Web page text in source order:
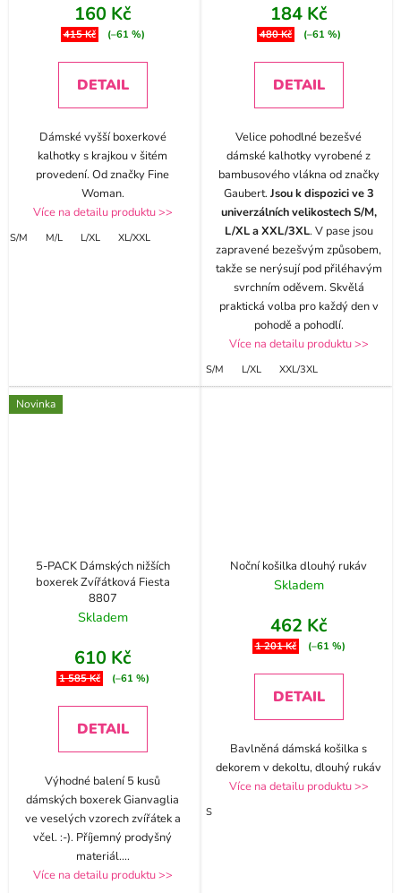
160 Kč
415 Kč (–61 %)
DETAIL
Dámské vyšší boxerkové
kalhotky s krajkou v šitém
provedení. Od značky Fine
Woman.
Více na detailu produktu >>
S/M M/L L/XL XL/XXL
184 Kč
480 Kč (–61 %)
DETAIL
Velice pohodlné bezešvé
dámské kalhotky vyrobené z
bambusového vlákna od značky
Gaubert. Jsou k dispozici ve 3
univerzálních velikostech S/M,
L/XL a XXL/3XL. V pase jsou
zapravené bezešvým způsobem,
takže se nerýsují pod přiléhavým
svrchním oděvem. Skvělá
praktická volba pro každý den v
pohodě a pohodlí.
Více na detailu produktu >>
S/M L/XL XXL/3XL
Novinka
5-PACK Dámských nižších
boxerek Zvířátková Fiesta
8807
Skladem
610 Kč
1 585 Kč (–61 %)
DETAIL
Výhodné balení 5 kusů
dámských boxerek Gianvaglia
ve veselých vzorech zvířátek a
včel. :-). Příjemný prodyšný
materiál....
Více na detailu produktu >>
Noční košilka dlouhý rukáv
Skladem
462 Kč
1 201 Kč (–61 %)
DETAIL
Bavlněná dámská košilka s
dekorem v dekoltu, dlouhý rukáv
Více na detailu produktu >>
S